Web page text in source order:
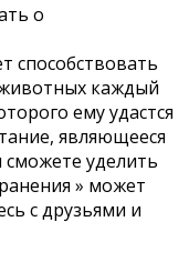
о
способствовать
каждый
ему удастся
являющееся
сможете уделить
» может
с друзьями и